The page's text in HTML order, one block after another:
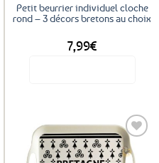
Petit beurrier individuel cloche
rond – 3 décors bretons au choix
7,99€
plusieurs
variations.